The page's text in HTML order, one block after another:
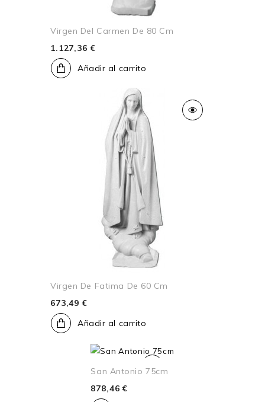
Virgen Del Carmen De 80 Cm
1.127,36 €
Añadir al carrito
Virgen De Fatima De 60 Cm
673,49 €
Añadir al carrito
San Antonio 75cm
878,46 €